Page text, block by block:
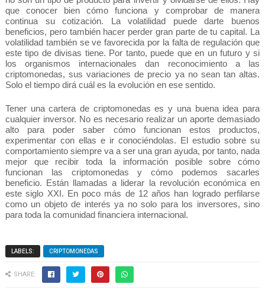
que conocer bien cómo funciona y comprobar de manera
continua su cotización. La volatilidad puede darte buenos
beneficios, pero también hacer perder gran parte de tu capital. La
volatilidad también se ve favorecida por la falta de regulación que
este tipo de divisas tiene. Por tanto, puede que en un futuro y si
los organismos internacionales dan reconocimiento a las
criptomonedas, sus variaciones de precio ya no sean tan altas.
Solo el tiempo dirá cuál es la evolución en ese sentido.
Tener una cartera de criptomonedas es y una buena idea para
cualquier inversor. No es necesario realizar un aporte demasiado
alto para poder saber cómo funcionan estos productos,
experimentar con ellas e ir conociéndolas. El estudio sobre su
comportamiento siempre va a ser una gran ayuda, por tanto, nada
mejor que recibir toda la información posible sobre cómo
funcionan las criptomonedas y cómo podemos sacarles
beneficio. Están llamadas a liderar la revolución económica en
este siglo XXI. En poco más de 12 años han logrado perfilarse
como un objeto de interés ya no solo para los inversores, sino
para toda la comunidad financiera internacional.
LABELS: CRIPTOMONEDAS
SHARE: